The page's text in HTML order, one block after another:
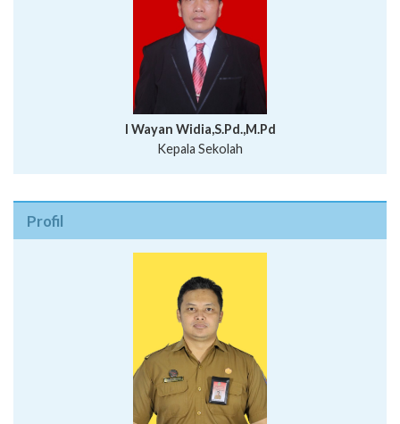
I Wayan Widia,S.Pd.,M.Pd
Kepala Sekolah
Profil